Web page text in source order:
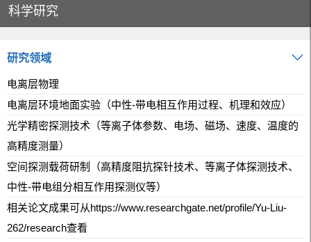
科学研究
研究领域
电离层物理
电离层环境地面实验（中性-带电相互作用过程、机理和效应）
光学精密探测技术（等离子体参数、电场、磁场、速度、温度的
高精度测量）
空间探测载荷研制（高精度阻抗探针技术、等离子体探测技术、
中性-带电组分相互作用探测仪等）
相关论文成果可从https://www.researchgate.net/profile/Yu-Liu-
262/research查看